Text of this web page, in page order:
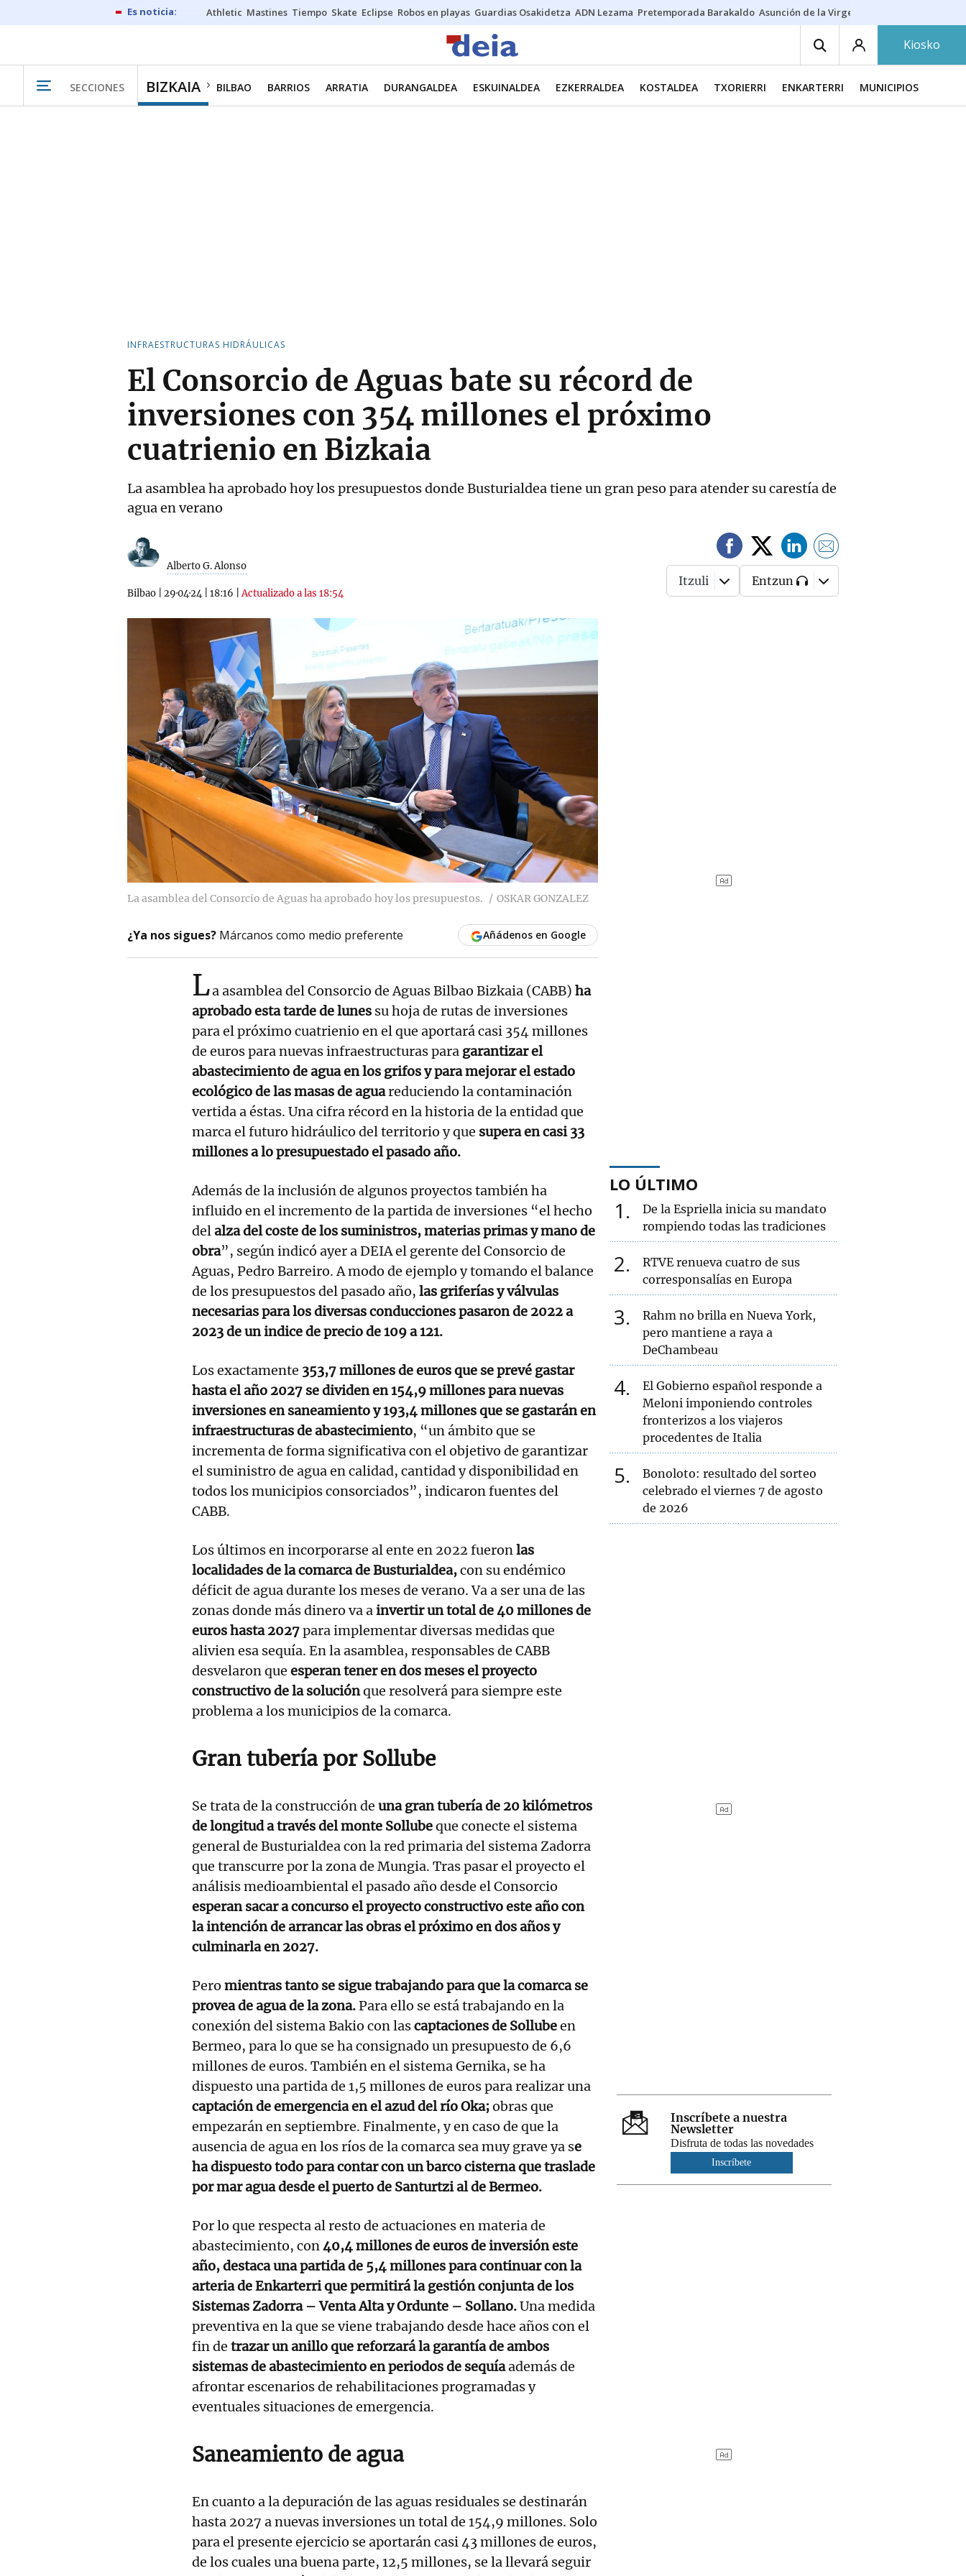
Athletic Mastines Tiempo Skate Eclipse Robos en playas Guardias Osakidetza ADN Lezama Pretemporada Barakaldo Asunción de la Virgen
Kiosko
SECCIONES BIZKAIA BILBAO BARRIOS ARRATIA DURANGALDEA ESKUINALDEA EZKERRALDEA KOSTALDEA TXORIERRI ENKARTERRI MUNICIPIOS
INFRAESTRUCTURAS HIDRÁULICAS
El Consorcio de Aguas bate su récord de
inversiones con 354 millones el próximo
cuatrienio en Bizkaia
La asamblea ha aprobado hoy los presupuestos donde Busturialdea tiene un gran peso para atender su carestía de
agua en verano
Alberto G. Alonso
Bilbao 29·04·24 18:16 |Actualizado a las 18:54
Itzuli Entzun
La asamblea del Consorcio de Aguas ha aprobado hoy los presupuestos. OSKAR GONZALEZ
¿Ya nos sigues? Márcanos como medio preferente Añádenos en Google
La asamblea del Consorcio de Aguas Bilbao Bizkaia (CABB) ha
aprobado esta tarde de lunes su hoja de rutas de inversiones
para el próximo cuatrienio en el que aportará casi 354 millones
de euros para nuevas infraestructuras para garantizar el
abastecimiento de agua en los grifos y para mejorar el estado
ecológico de las masas de aguareduciendo la contaminación
vertida a éstas. Una cifra récord en la historia de la entidad que
marca el futuro hidráulico del territorio y que supera en casi 33
millones a lo presupuestado el pasado año.
Además de la inclusión de algunos proyectos también ha
influido en el incremento de la partida de inversiones “el hecho
delalza del coste de los suministros, materias primas y mano de
obra”, según indicó ayer a DEIA el gerente del Consorcio de
Aguas, Pedro Barreiro. A modo de ejemplo y tomando el balance
de los presupuestos del pasado año, las griferías y válvulas
necesarias para los diversas conducciones pasaron de 2022 a
2023 de un indice de precio de 109 a 121.
Los exactamente 353,7 millones de euros que se prevé gastar
hasta el año 2027 se dividen en 154,9 millones para nuevas
inversiones en saneamiento y 193,4 millones que se gastarán en
infraestructuras de abastecimiento, “un ámbito que se
incrementa de forma significativa con el objetivo de garantizar
el suministro de agua en calidad, cantidad y disponibilidad en
todos los municipios consorciados”, indicaron fuentes del
CABB.
Los últimos en incorporarse al ente en 2022 fueronlas
localidades de la comarca de Busturialdea,con su endémico
déficit de agua durante los meses de verano. Va a ser una de las
zonas donde más dinero va ainvertir un total de 40 millones de
euros hasta 2027para implementar diversas medidas que
alivien esa sequía. En la asamblea, responsables de CABB
desvelaron que esperan tener en dos meses el proyecto
constructivo de la soluciónque resolverá para siempre este
problema a los municipios de la comarca.
Gran tubería por Sollube
Se trata de la construcción de una gran tubería de 20 kilómetros
de longitud a través del monte Sollubeque conecte el sistema
general de Busturialdea con la red primaria del sistema Zadorra
que transcurre por la zona de Mungia. Tras pasar el proyecto el
análisis medioambiental el pasado año desde el Consorcio
esperan sacar a concurso el proyecto constructivo este año con
la intención de arrancar las obras el próximo en dos años y
culminarla en 2027.
Pero mientras tanto se sigue trabajando para que la comarca se
provea de agua de la zona.Para ello se está trabajando en la
conexión del sistema Bakio con lascaptaciones de Sollubeen
Bermeo, para lo que se ha consignado un presupuesto de 6,6
millones de euros. También en el sistema Gernika, se ha
dispuesto una partida de 1,5 millones de euros para realizar una
captación de emergencia en el azud del río Oka;obras que
empezarán en septiembre. Finalmente, y en caso de que la
ausencia de agua en los ríos de la comarca sea muy grave ya se
ha dispuesto todo para contar con un barco cisterna que traslade
por mar agua desde el puerto de Santurtzi al de Bermeo.
Por lo que respecta al resto de actuaciones en materia de
abastecimiento, con40,4 millones de euros de inversión este
año, destaca una partida de 5,4 millones para continuar con la
arteria de Enkarterri que permitirá la gestión conjunta de los
Sistemas Zadorra – Venta Alta y Ordunte – Sollano.Una medida
preventiva en la que se viene trabajando desde hace años con el
fin de trazar un anillo que reforzará la garantía de ambos
sistemas de abastecimiento en periodos de sequíaademás de
afrontar escenarios de rehabilitaciones programadas y
eventuales situaciones de emergencia.
Saneamiento de agua
En cuanto a la depuración de las aguas residuales se destinarán
hasta 2027 a nuevas inversiones un total de 154,9 millones. Solo
para el presente ejercicio se aportarán casi 43 millones de euros,
de los cuales una buena parte, 12,5 millones, se la llevará seguir
LO ÚLTIMO
1
De la Espriella inicia su mandato
rompiendo todas las tradiciones
2
RTVE renueva cuatro de sus
corresponsalías en Europa
3
Rahm no brilla en Nueva York,
pero mantiene a raya a
DeChambeau
4
El Gobierno español responde a
Meloni imponiendo controles
fronterizos a los viajeros
procedentes de Italia
5
Bonoloto: resultado del sorteo
celebrado el viernes 7 de agosto
de 2026
Inscríbete a nuestra
Newsletter
Disfruta de todas las novedades
Inscríbete